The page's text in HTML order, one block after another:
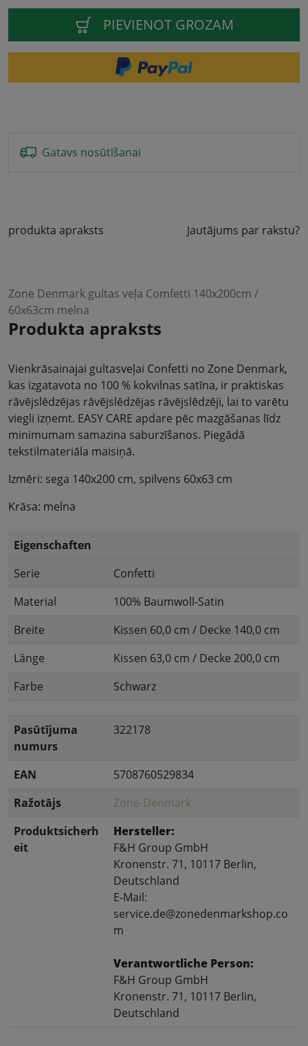
PIEVIENOT GROZAM
Gatavs nosūtīšanai
produkta apraksts Jautājums par rakstu?
Zone Denmark gultas veļa Comfetti 140x200cm /
60x63cm melna
Produkta apraksts
Vienkrāsainajai gultasveļai Confetti no Zone Denmark,
kas izgatavota no 100 % kokvilnas satīna, ir praktiskas
rāvējslēdzējas rāvējslēdzējas rāvējslēdzēji, lai to varētu
viegli izņemt. EASY CARE apdare pēc mazgāšanas līdz
minimumam samazina saburzīšanos. Piegādā
tekstilmateriāla maisiņā.
Izmēri: sega 140x200 cm, spilvens 60x63 cm
Krāsa: melna
Eigenschaften
Serie
Confetti
Material
100% Baumwoll-Satin
Breite
Kissen 60,0 cm / Decke 140,0 cm
Länge
Kissen 63,0 cm / Decke 200,0 cm
Farbe
Schwarz
Pasūtījuma
numurs
322178
EAN
5708760529834
Ražotājs
Zone-Denmark
Produktsicherh
eit
Hersteller:
F&H Group GmbH
Kronenstr. 71, 10117 Berlin,
Deutschland
E-Mail:
service.de@zonedenmarkshop.co
m
Verantwortliche Person:
F&H Group GmbH
Kronenstr. 71, 10117 Berlin,
Deutschland